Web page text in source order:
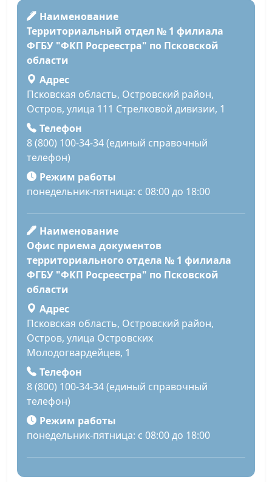
Наименование
Территориальный отдел № 1 филиала
ФГБУ "ФКП Росреестра" по Псковской
области
Адрес
Псковская область, Островский район,
Остров, улица 111 Стрелковой дивизии, 1
Телефон
8 (800) 100-34-34 (единый справочный
телефон)
Режим работы
понедельник-пятница: с 08:00 до 18:00
Наименование
Офис приема документов
территориального отдела № 1 филиала
ФГБУ "ФКП Росреестра" по Псковской
области
Адрес
Псковская область, Островский район,
Остров, улица Островских
Молодогвардейцев, 1
Телефон
8 (800) 100-34-34 (единый справочный
телефон)
Режим работы
понедельник-пятница: с 08:00 до 18:00